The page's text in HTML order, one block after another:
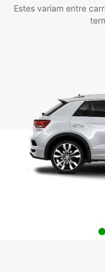
Estes variam entre